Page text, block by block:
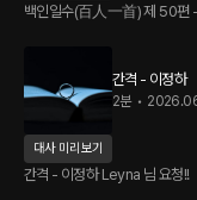
백인일수(百人一首) 제 50편
간격 - 이정하
2분 •
대사 미리보기
간격 - 이정하 Leyna 님 요청!!